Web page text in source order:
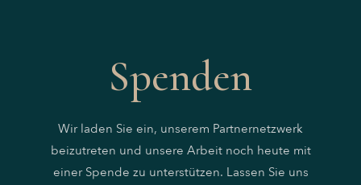
Spenden
Wir laden Sie ein, unserem Partnernetzwerk
beizutreten und unsere Arbeit noch heute mit
einer Spende zu unterstützen. Lassen Sie uns